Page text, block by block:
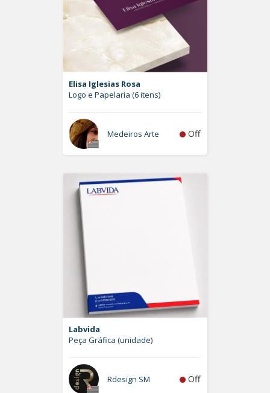
Elisa Iglesias Rosa
Logo e Papelaria (6 itens)
Medeiros Arte Off
Labvida
Peça Gráfica (unidade)
Rdesign SM Off